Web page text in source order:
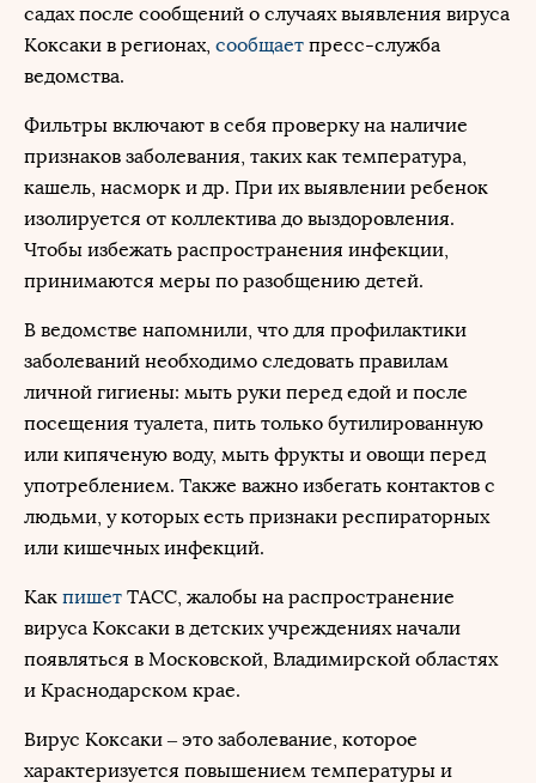
садах после сообщений о случаях выявления вируса
Коксаки в регионах, сообщает пресс-служба
ведомства.
Фильтры включают в себя проверку на наличие
признаков заболевания, таких как температура,
кашель, насморк и др. При их выявлении ребенок
изолируется от коллектива до выздоровления.
Чтобы избежать распространения инфекции,
принимаются меры по разобщению детей.
В ведомстве напомнили, что для профилактики
заболеваний необходимо следовать правилам
личной гигиены: мыть руки перед едой и после
посещения туалета, пить только бутилированную
или кипяченую воду, мыть фрукты и овощи перед
употреблением. Также важно избегать контактов с
людьми, у которых есть признаки респираторных
или кишечных инфекций.
Как пишет ТАСС, жалобы на распространение
вируса Коксаки в детских учреждениях начали
появляться в Московской, Владимирской областях
и Краснодарском крае.
Вирус Коксаки – это заболевание, которое
характеризуется повышением температуры и